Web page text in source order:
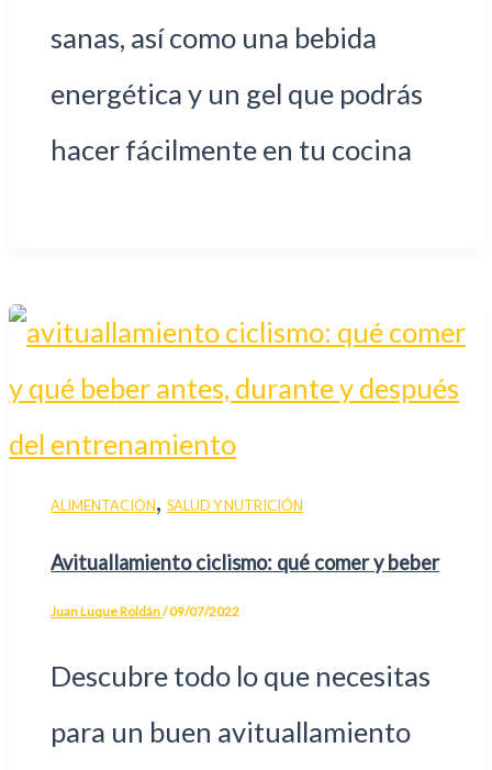
sanas, así como una bebida
energética y un gel que podrás
hacer fácilmente en tu cocina
ALIMENTACIÓN,SALUD Y NUTRICIÓN
Avituallamiento ciclismo: qué comer y beber
Juan Luque Roldán/09/07/2022
Descubre todo lo que necesitas
para un buen avituallamiento